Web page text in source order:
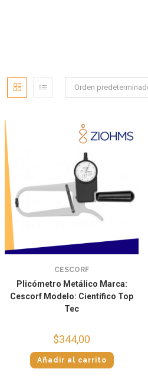
Orden
CESCORF
Plicómetro Metálico Marca:
Cescorf Modelo: Científico Top
Tec
$344,00
Añadir al carrito